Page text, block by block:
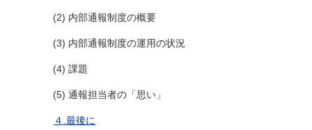
(2) 内部通報制度の概要
(3) 内部通報制度の運用の状況
(4) 課題
(5) 通報担当者の「思い」
４.最後に